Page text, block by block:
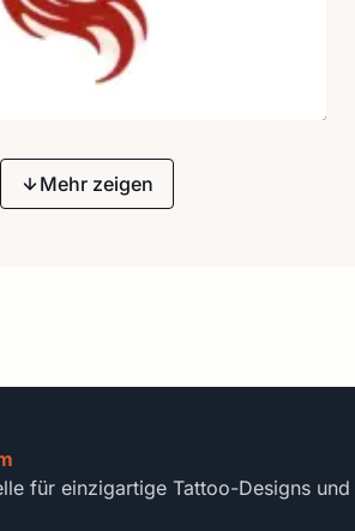
Mehr zeigen
für einzigartige Tattoo-Designs und